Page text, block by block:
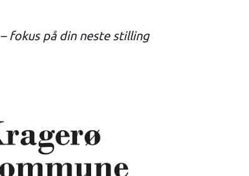
– fokus på din neste stilling